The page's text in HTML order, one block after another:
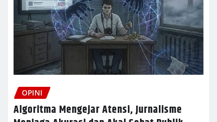
OPINI
Algoritma Mengejar Atensi, Jurnalisme